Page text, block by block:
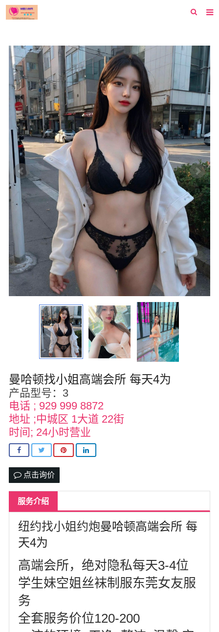
纽约
洛杉矶
波士顿
芝加哥
费城
旧金山
西雅图
新泽西
休斯顿
华盛顿
圣荷西
San Diego
拉斯维加斯
佛罗里达州
得克萨斯
乔治亚州
北卡罗来纳州
宾夕法尼亚州
康涅狄格州
马萨诸塞州
俄亥俄州
底特律
明尼苏达州
丹佛
菲尼克斯
曼哈顿找小姐高端会所 每天4为
产品型号：3
电话 ; 929 999 8872
地址 ;中城区 1大道 22街
时间; 24小时营业
点击询价
服务介绍
纽约找小姐约炮曼哈顿高端会所 每
天4为
高端会所，绝对隐私每天3-4位
学生妹空姐丝袜制服东莞女友服
务
全套服务价位120-200